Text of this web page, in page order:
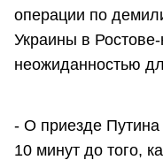
операции по
Украины в
неожиданностью
- О приезде Путина
10 минут до того,